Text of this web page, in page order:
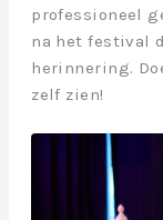
professioneel
na het festival
herinnering.
zelf zien!